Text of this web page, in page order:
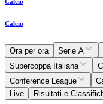
Calcio
Ora per ora Serie A
Supercoppa Italiana
Conference League
Live
Risultati e